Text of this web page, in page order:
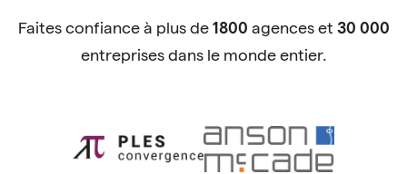
Faites confiance à plus de 1800 agences et 30 000
entreprises dans le monde entier.